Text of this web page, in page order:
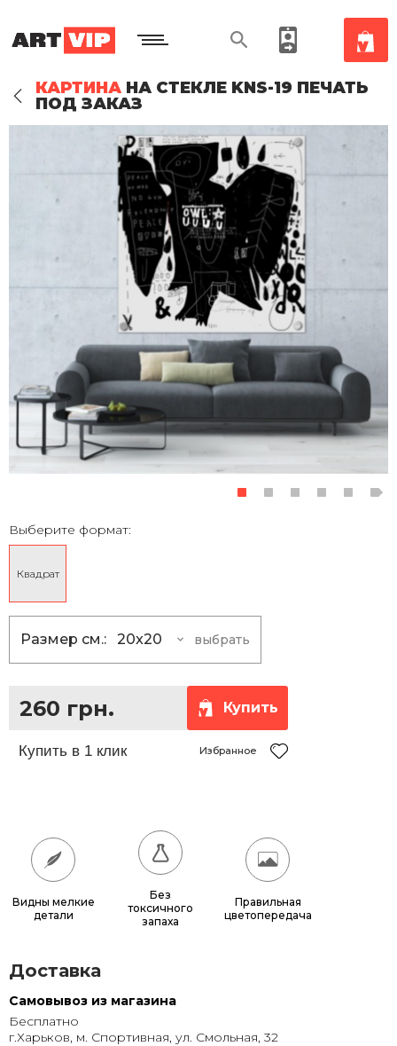
КАРТИНА НА СТЕКЛЕ KNS-19 ПЕЧАТЬ
ПОД ЗАКАЗ
Выберите формат:
Квадрат
Размер см.: 20x20 выбрать
20x20 260 грн.
370 грн.
510 грн.
690 грн.
80x80 1 440 грн.
90x90 1 760 грн.
100x100
260 грн. Купить
Избранное
Видны мелкие
детали
Без
токсичного
запаха
Правильная
цветопередача
Доставка
Самовывоз из магазина
Бесплатно
г.Харьков, м. Спортивная, ул. Смольная, 32